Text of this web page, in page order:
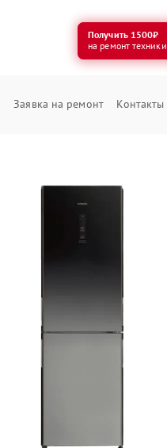
Получить 1500₽
на ремонт техники
Заявка на ремонт Контакты